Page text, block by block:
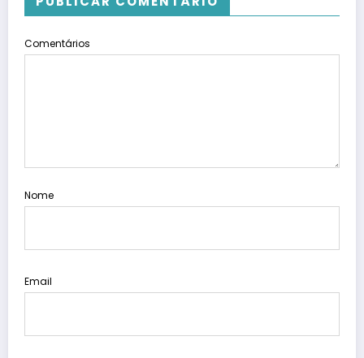
Comentários
Nome
Email